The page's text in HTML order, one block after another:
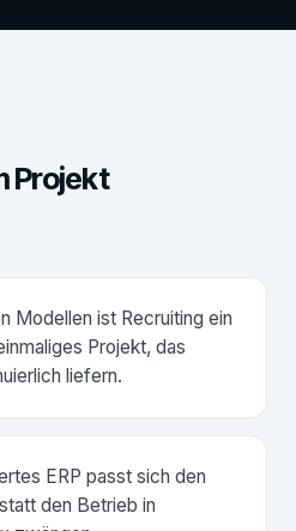
Projekt
Modellen ist Recruiting ein
Projekt, das
liefern.
ERP passt sich den
den Betrieb in